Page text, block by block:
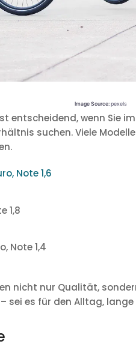
Image Source: pexels
entscheidend, wenn Sie
suchen. Viele
Note 1,6
1,8
Note 1,4
nicht nur Qualität,
sei es für den Alltag,